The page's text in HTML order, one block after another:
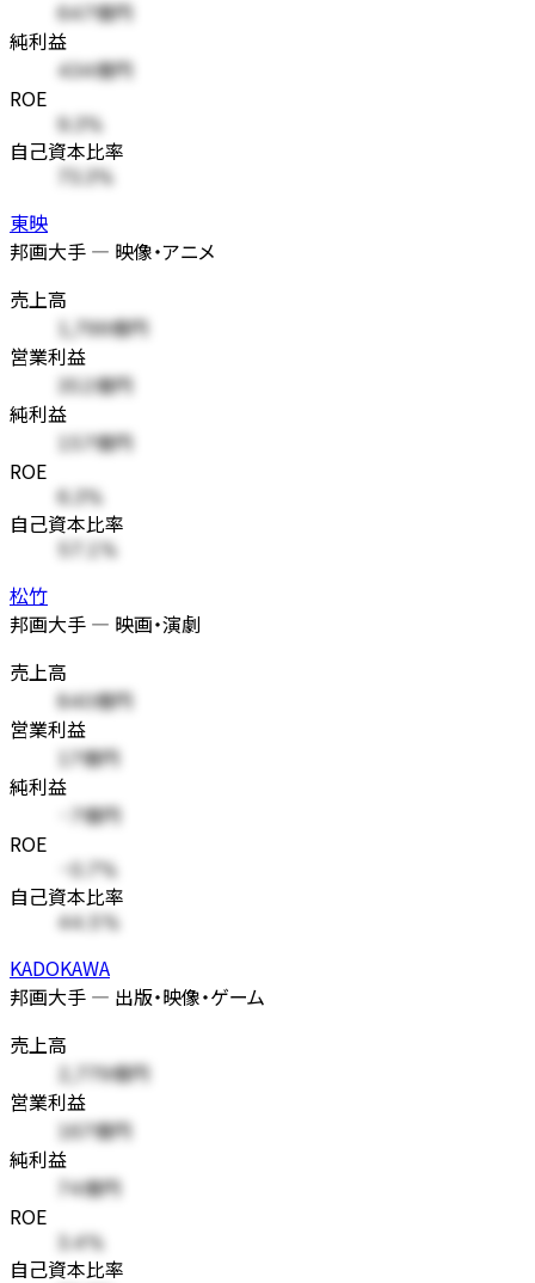
647億円
純利益
434億円
ROE
9.3%
自己資本比率
73.3%
東映
邦画大手 — 映像・アニメ
売上高
1,799億円
営業利益
352億円
純利益
157億円
ROE
6.3%
自己資本比率
57.1%
松竹
邦画大手 — 映画・演劇
売上高
840億円
営業利益
17億円
純利益
-7億円
ROE
-0.7%
自己資本比率
44.5%
KADOKAWA
邦画大手 — 出版・映像・ゲーム
売上高
2,779億円
営業利益
167億円
純利益
74億円
ROE
3.4%
自己資本比率